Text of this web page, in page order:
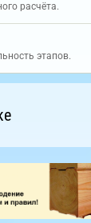
расчёта.
этапов.